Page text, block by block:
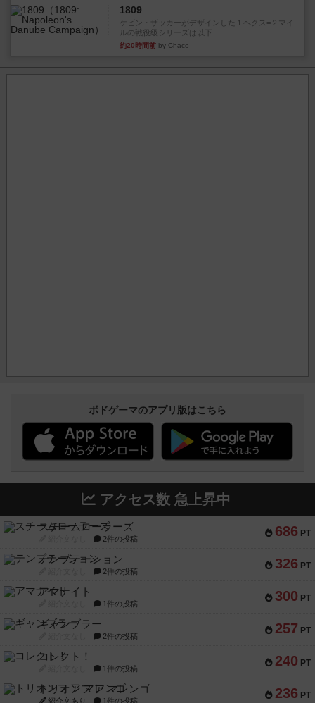
1809
ケビン・ザッカーがデザインした１ヘクス=２マイ
ルの戦役級シリーズは以下...
約20時間前 by Chaco
ボドゲーマのアプリ版はこちら
アクセス数 急上昇中
686 PT
スチームローラーズ
2件の投稿
326 PT
テンプテーション
2件の投稿
300 PT
アマナイト
1件の投稿
257 PT
ギャンブラー
2件の投稿
240 PT
コレクト！
1件の投稿
236 PT
トリオンフ ア マレンゴ
紹介文あり 1件の投稿